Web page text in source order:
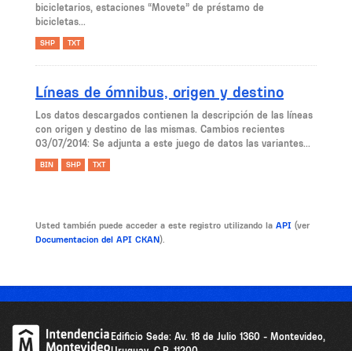
bicicletarios, estaciones “Movete” de préstamo de
bicicletas...
SHP TXT
Líneas de ómnibus, origen y destino
Los datos descargados contienen la descripción de las líneas
con origen y destino de las mismas. Cambios recientes
03/07/2014: Se adjunta a este juego de datos las variantes...
BIN SHP TXT
Usted también puede acceder a este registro utilizando la API (ver
Documentacion del API CKAN).
Edificio Sede: Av. 18 de Julio 1360 - Montevideo,